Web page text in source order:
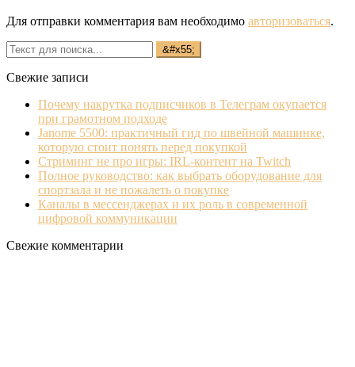
Для отправки комментария вам необходимо авторизоваться.
Свежие записи
Почему накрутка подписчиков в Телеграм окупается
при грамотном подходе
Janome 5500: практичный гид по швейной машинке,
которую стоит понять перед покупкой
Стриминг не про игры: IRL‐контент на Twitch
Полное руководство: как выбрать оборудование для
спортзала и не пожалеть о покупке
Каналы в мессенджерах и их роль в современной
цифровой коммуникации
Свежие комментарии